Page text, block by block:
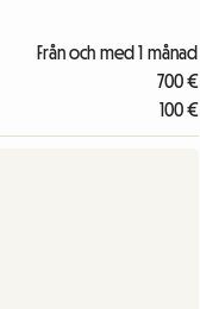
Från och med 1 månad
700 €
100 €